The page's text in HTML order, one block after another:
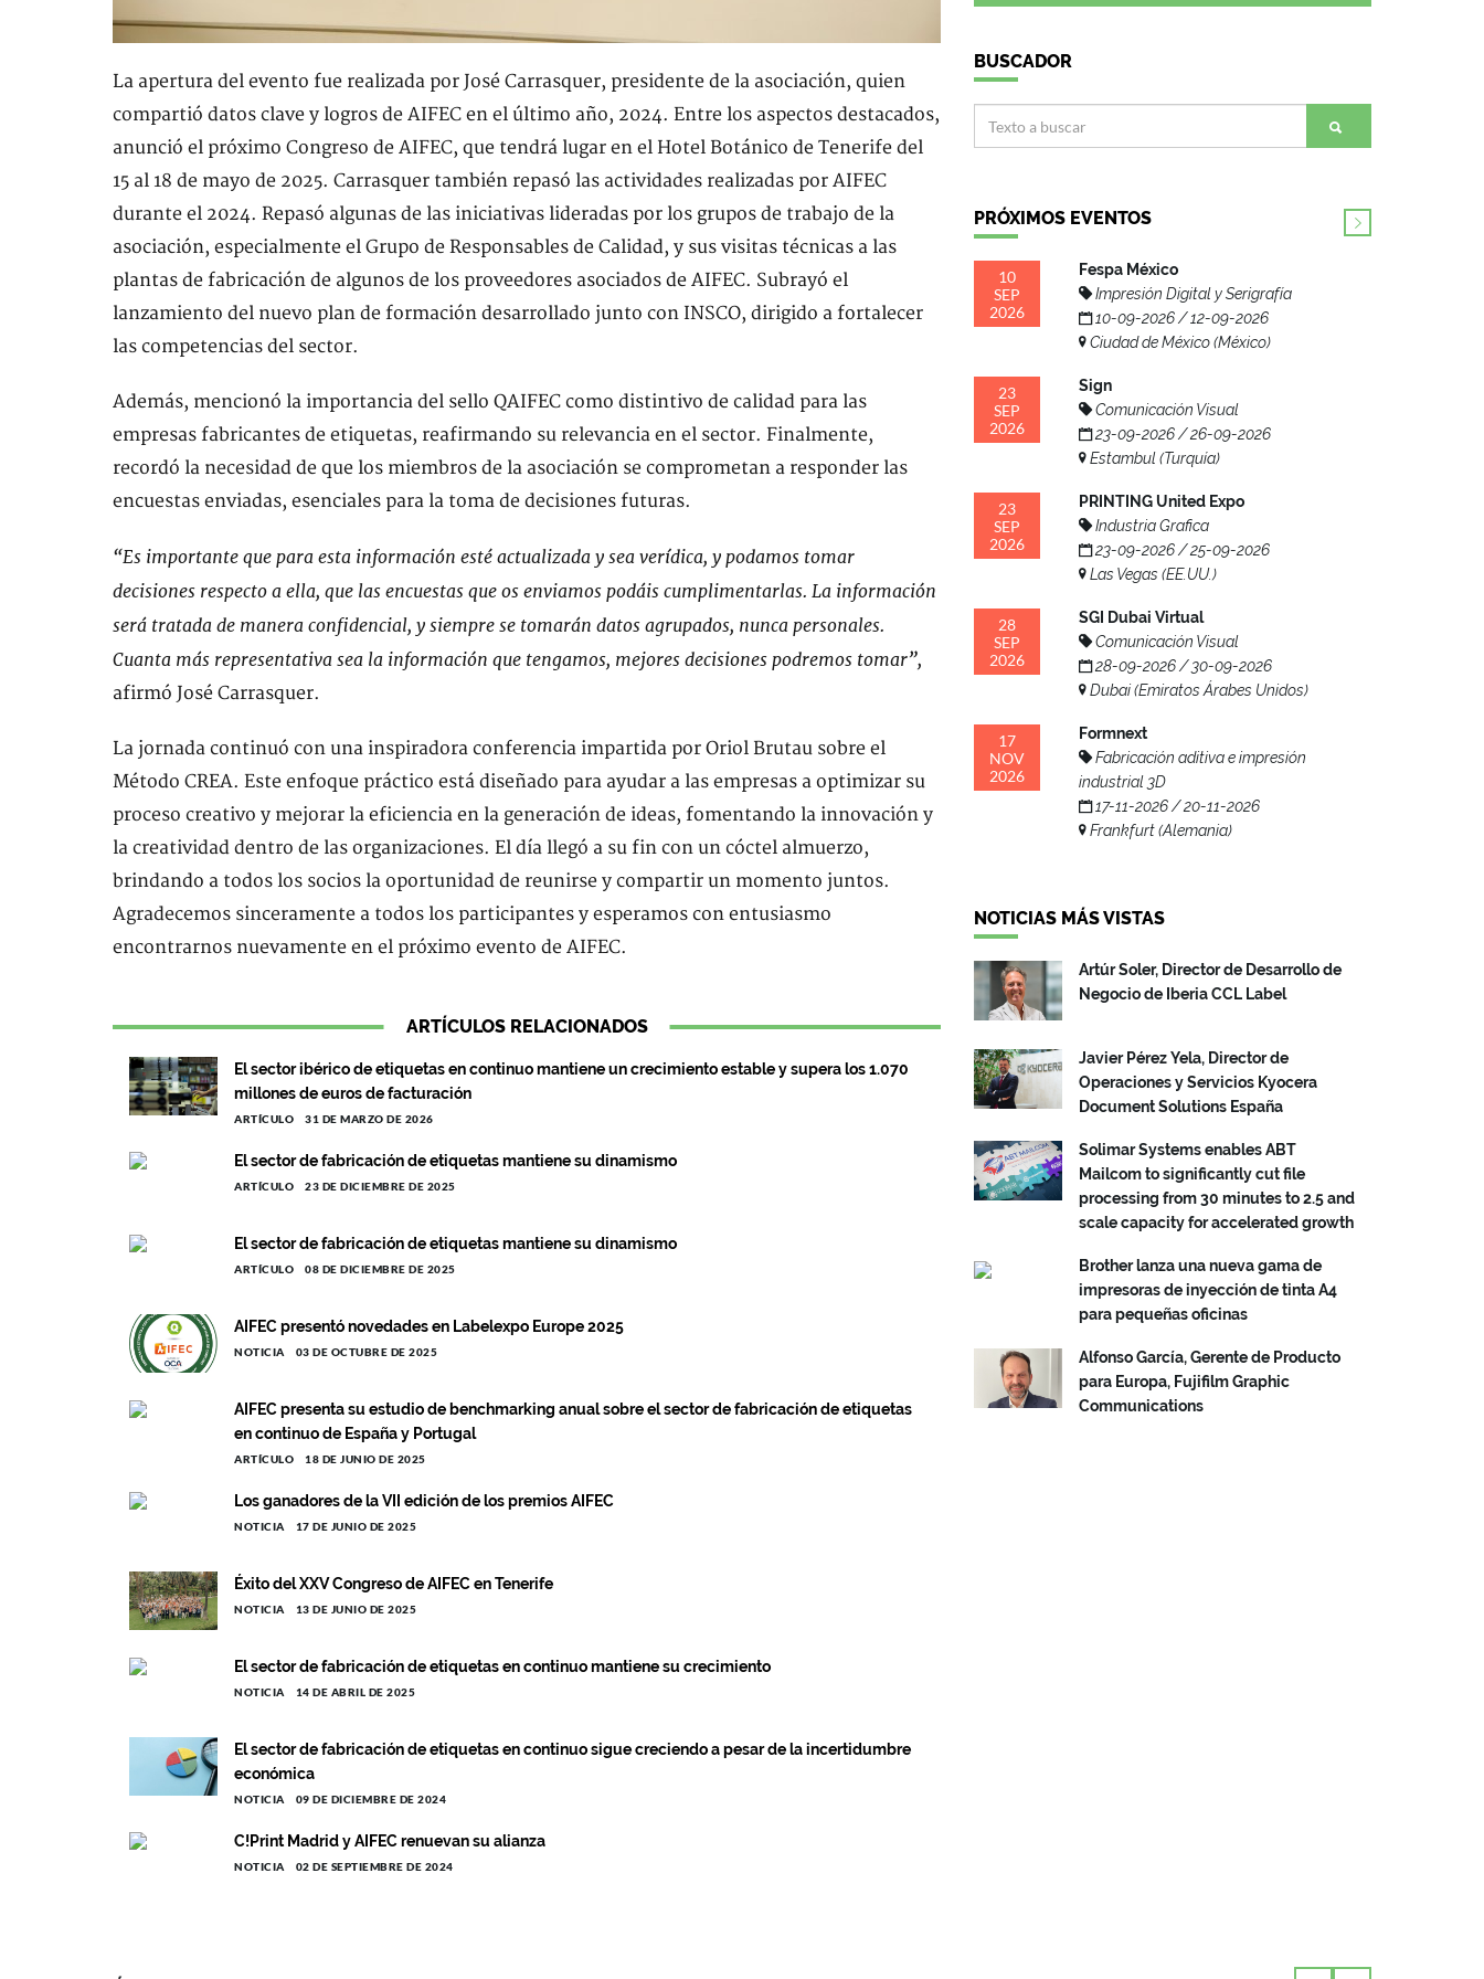
La apertura del evento fue realizada por José Carrasquer, presidente de la asociación, quien
compartió datos clave y logros de AIFEC en el último año, 2024. Entre los aspectos destacados,
anunció el próximo Congreso de AIFEC, que tendrá lugar en el Hotel Botánico de Tenerife del
15 al 18 de mayo de 2025. Carrasquer también repasó las actividades realizadas por AIFEC
durante el 2024. Repasó algunas de las iniciativas lideradas por los grupos de trabajo de la
asociación, especialmente el Grupo de Responsables de Calidad, y sus visitas técnicas a las
plantas de fabricación de algunos de los proveedores asociados de AIFEC. Subrayó el
lanzamiento del nuevo plan de formación desarrollado junto con INSCO, dirigido a fortalecer
las competencias del sector.
Además, mencionó la importancia del sello QAIFEC como distintivo de calidad para las
empresas fabricantes de etiquetas, reafirmando su relevancia en el sector. Finalmente,
recordó la necesidad de que los miembros de la asociación se comprometan a responder las
encuestas enviadas, esenciales para la toma de decisiones futuras.
“Es importante que para esta información esté actualizada y sea verídica, y podamos tomar
decisiones respecto a ella, que las encuestas que os enviamos podáis cumplimentarlas. La información
será tratada de manera confidencial, y siempre se tomarán datos agrupados, nunca personales.
Cuanta más representativa sea la información que tengamos, mejores decisiones podremos tomar”,
afirmó José Carrasquer.
La jornada continuó con una inspiradora conferencia impartida por Oriol Brutau sobre el
Método CREA. Este enfoque práctico está diseñado para ayudar a las empresas a optimizar su
proceso creativo y mejorar la eficiencia en la generación de ideas, fomentando la innovación y
la creatividad dentro de las organizaciones. El día llegó a su fin con un cóctel almuerzo,
brindando a todos los socios la oportunidad de reunirse y compartir un momento juntos.
Agradecemos sinceramente a todos los participantes y esperamos con entusiasmo
encontrarnos nuevamente en el próximo evento de AIFEC.
ARTÍCULOS RELACIONADOS
El sector ibérico de etiquetas en continuo mantiene un crecimiento estable y supera los 1.070
millones de euros de facturación
ARTÍCULO 31 DE MARZO DE 2026
El sector de fabricación de etiquetas mantiene su dinamismo
ARTÍCULO 23 DE DICIEMBRE DE 2025
El sector de fabricación de etiquetas mantiene su dinamismo
ARTÍCULO 08 DE DICIEMBRE DE 2025
AIFEC presentó novedades en Labelexpo Europe 2025
NOTICIA 03 DE OCTUBRE DE 2025
AIFEC presenta su estudio de benchmarking anual sobre el sector de fabricación de etiquetas
en continuo de España y Portugal
ARTÍCULO 18 DE JUNIO DE 2025
Los ganadores de la VII edición de los premios AIFEC
NOTICIA 17 DE JUNIO DE 2025
Éxito del XXV Congreso de AIFEC en Tenerife
NOTICIA 13 DE JUNIO DE 2025
El sector de fabricación de etiquetas en continuo mantiene su crecimiento
NOTICIA 14 DE ABRIL DE 2025
El sector de fabricación de etiquetas en continuo sigue creciendo a pesar de la incertidumbre
económica
NOTICIA 09 DE DICIEMBRE DE 2024
C!Print Madrid y AIFEC renuevan su alianza
NOTICIA 02 DE SEPTIEMBRE DE 2024
BUSCADOR
PRÓXIMOS EVENTOS
10
SEP
2026
Fespa México
Impresión Digital y Serigrafía
10-09-2026 / 12-09-2026
Ciudad de México (México)
23
SEP
2026
Sign
Comunicación Visual
23-09-2026 / 26-09-2026
Estambul (Turquía)
23
SEP
2026
PRINTING United Expo
Industria Grafica
23-09-2026 / 25-09-2026
Las Vegas (EE.UU.)
28
SEP
2026
SGI Dubai Virtual
Comunicación Visual
28-09-2026 / 30-09-2026
Dubai (Emiratos Árabes Unidos)
17
NOV
2026
Formnext
Fabricación aditiva e impresión
industrial 3D
17-11-2026 / 20-11-2026
Frankfurt (Alemania)
NOTICIAS MÁS VISTAS
Artúr Soler, Director de Desarrollo de
Negocio de Iberia CCL Label
Javier Pérez Yela, Director de
Operaciones y Servicios Kyocera
Document Solutions España
Solimar Systems enables ABT
Mailcom to significantly cut file
processing from 30 minutes to 2.5 and
scale capacity for accelerated growth
Brother lanza una nueva gama de
impresoras de inyección de tinta A4
para pequeñas oficinas
Alfonso García, Gerente de Producto
para Europa, Fujifilm Graphic
Communications